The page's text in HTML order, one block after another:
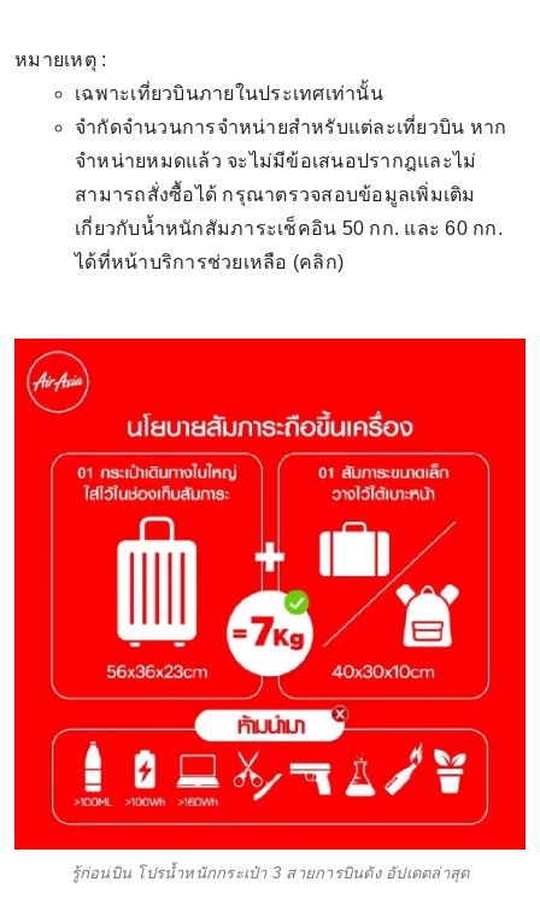
หมายเหตุ :
เฉพาะเที่ยวบินภายในประเทศเท่านั้น
จำกัดจำนวนการจำหน่ายสำหรับแต่ละเที่ยวบิน หาก
จำหน่ายหมดแล้ว จะไม่มีข้อเสนอปรากฎและไม่
สามารถสั่งซื้อได้ กรุณาตรวจสอบข้อมูลเพิ่มเติม
เกี่ยวกับน้ำหนักสัมภาระเช็คอิน 50 กก. และ 60 กก.
ได้ที่หน้าบริการช่วยเหลือ (คลิก)
รู้ก่อนบิน โปรน้ำหนักกระเป๋า 3 สายการบินดัง อัปเดตล่าสุด